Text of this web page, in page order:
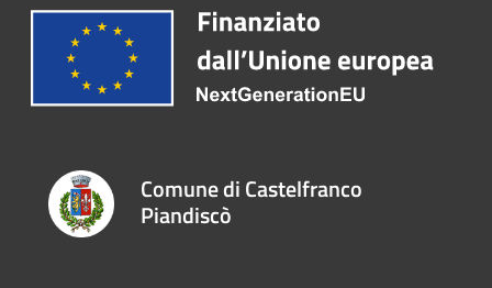
Comune di Castelfranco
Piandiscò